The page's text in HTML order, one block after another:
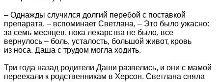
– Однажды случился долгий перебой с поставкой
препарата, – вспоминает Светлана, – Это было ужасно:
за семь месяцев, пока лекарства не было, все
вернулось – боль, усталость, большой живот, кровь
из носа. Даша с трудом могла ходить.
Три года назад родители Даши развелись, и они с мамой
переехали к родственникам в Херсон. Светлана сняла